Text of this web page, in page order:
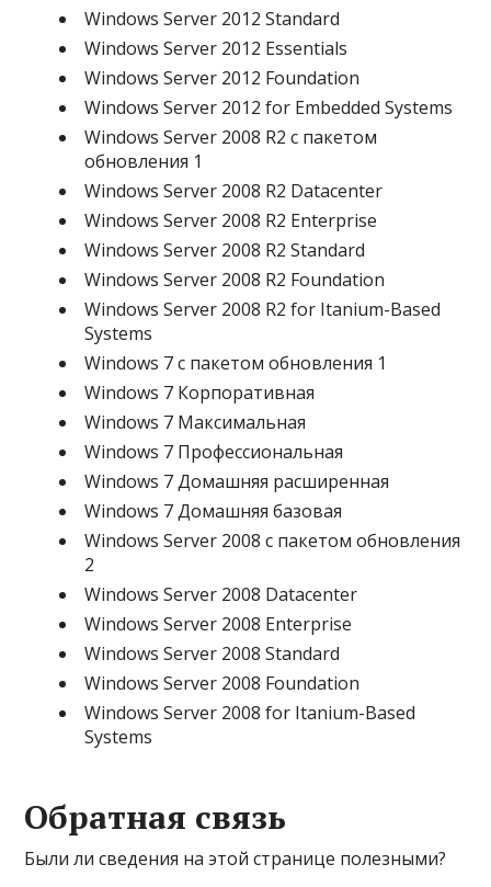
Windows Server 2012 Standard
Windows Server 2012 Essentials
Windows Server 2012 Foundation
Windows Server 2012 for Embedded Systems
Windows Server 2008 R2 с пакетом
обновления 1
Windows Server 2008 R2 Datacenter
Windows Server 2008 R2 Enterprise
Windows Server 2008 R2 Standard
Windows Server 2008 R2 Foundation
Windows Server 2008 R2 for Itanium-Based
Systems
Windows 7 с пакетом обновления 1
Windows 7 Корпоративная
Windows 7 Максимальная
Windows 7 Профессиональная
Windows 7 Домашняя расширенная
Windows 7 Домашняя базовая
Windows Server 2008 с пакетом обновления
2
Windows Server 2008 Datacenter
Windows Server 2008 Enterprise
Windows Server 2008 Standard
Windows Server 2008 Foundation
Windows Server 2008 for Itanium-Based
Systems
Обратная связь
Были ли сведения на этой странице полезными?